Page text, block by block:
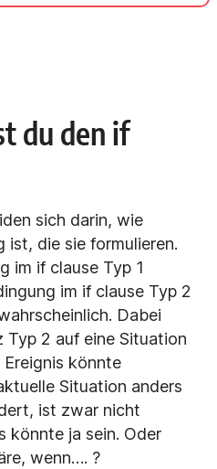
du den if
sich darin, wie
ist, die sie formulieren.
im if clause Typ 1
im if clause Typ 2
Dabei
Typ 2 auf eine Situation
könnte
Situation anders
ist zwar nicht
könnte ja sein. Oder
wenn…. ?